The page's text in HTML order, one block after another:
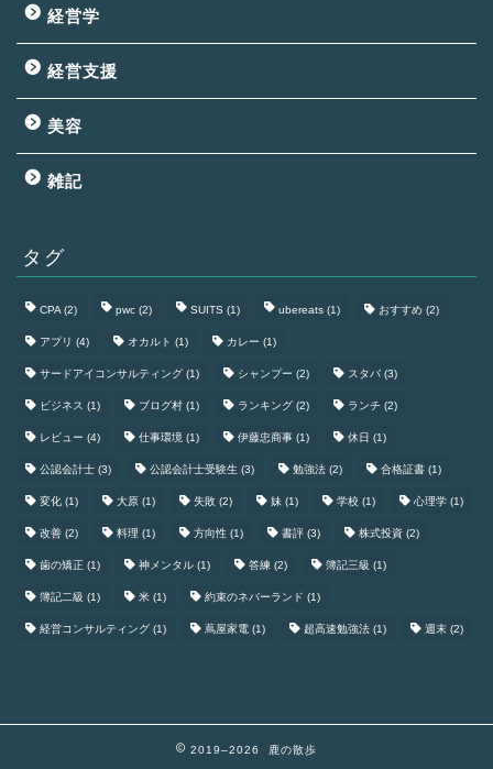
経営学
経営支援
美容
雑記
タグ
CPA (2) pwc (2) SUITS (1) ubereats (1) おすすめ (2)
アプリ (4) オカルト (1) カレー (1)
サードアイコンサルティング (1) シャンプー (2) スタバ (3)
ビジネス (1) ブログ村 (1) ランキング (2) ランチ (2)
レビュー (4) 仕事環境 (1) 伊藤忠商事 (1) 休日 (1)
公認会計士 (3) 公認会計士受験生 (3) 勉強法 (2) 合格証書 (1)
変化 (1) 大原 (1) 失敗 (2) 妹 (1) 学校 (1) 心理学 (1)
改善 (2) 料理 (1) 方向性 (1) 書評 (3) 株式投資 (2)
歯の矯正 (1) 神メンタル (1) 答練 (2) 簿記三級 (1)
簿記二級 (1) 米 (1) 約束のネバーランド (1)
経営コンサルティング (1) 蔦屋家電 (1) 超高速勉強法 (1) 週末 (2)
2019–2026 鹿の散歩